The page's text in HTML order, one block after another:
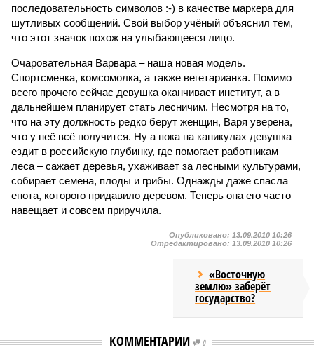
последовательность символов :-) в качестве маркера для
шутливых сообщений. Свой выбор учёный объяснил тем,
что этот значок похож на улыбающееся лицо.
Очаровательная Варвара – наша новая модель.
Спортсменка, комсомолка, а также вегетарианка. Помимо
всего прочего сейчас девушка оканчивает институт, а в
дальнейшем планирует стать лесничим. Несмотря на то,
что на эту должность редко берут женщин, Варя уверена,
что у неё всё получится. Ну а пока на каникулах девушка
ездит в российскую глубинку, где помогает работникам
леса – сажает деревья, ухаживает за лесными культурами,
собирает семена, плоды и грибы. Однажды даже спасла
енота, которого придавило деревом. Теперь она его часто
навещает и совсем приручила.
Опубликовано: 13.09.2010 10:26
Отредактировано: 13.09.2010 10:26
«Восточную
землю» заберёт
государство?
КОММЕНТАРИИ 0